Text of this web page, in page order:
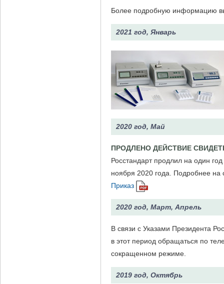
Более подробную информацию
2021 год, Январь
2020 год, Май
ПРОДЛЕНО ДЕЙСТВИЕ
Росстандарт продлил на один
ноября 2020 года. Подробнее на
Приказ
2020 год, Март, Апрель
В связи с Указами Президента
в этот период обращаться по
сокращенном режиме.
2019 год, Октябрь